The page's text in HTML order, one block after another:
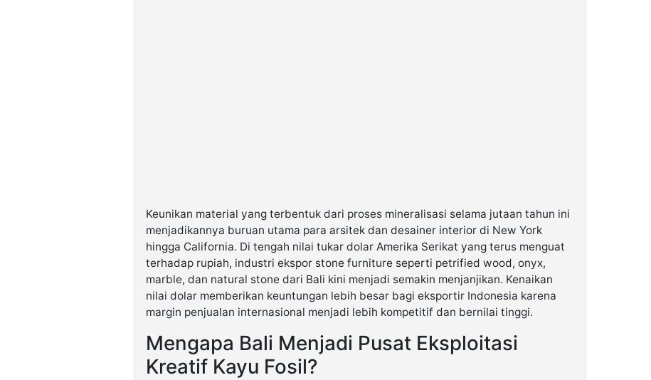
Keunikan material yang terbentuk dari proses mineralisasi selama jutaan tahun ini
menjadikannya buruan utama para arsitek dan desainer interior di New York
hingga California. Di tengah nilai tukar dolar Amerika Serikat yang terus menguat
terhadap rupiah, industri ekspor stone furniture seperti petrified wood, onyx,
marble, dan natural stone dari Bali kini menjadi semakin menjanjikan. Kenaikan
nilai dolar memberikan keuntungan lebih besar bagi eksportir Indonesia karena
margin penjualan internasional menjadi lebih kompetitif dan bernilai tinggi.
Mengapa Bali Menjadi Pusat Eksploitasi
Kreatif Kayu Fosil?